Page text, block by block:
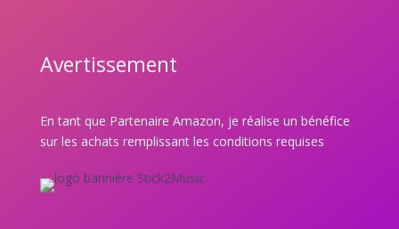
Avertissement
En tant que Partenaire Amazon, je réalise un bénéfice
sur les achats remplissant les conditions requises